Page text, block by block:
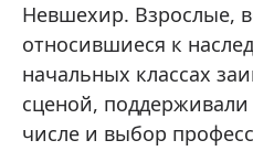
Невшехир. Взрослые,
относившиеся к
начальных классах
сценой,
числе и выбор